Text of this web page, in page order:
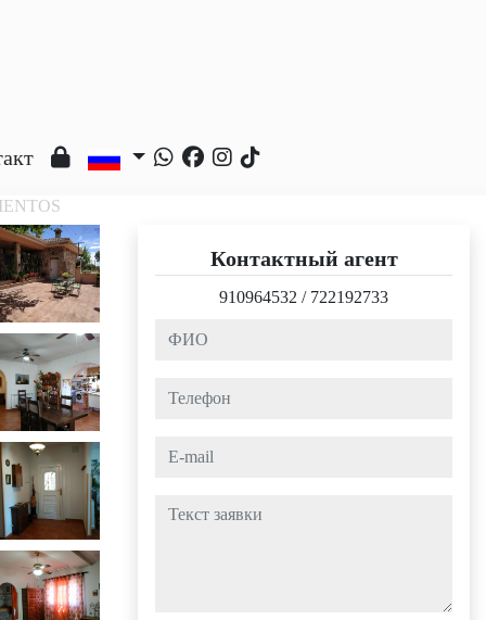
Контактный агент
910964532 / 722192733
ФИО
Телефон
e-mail
Текст заявки